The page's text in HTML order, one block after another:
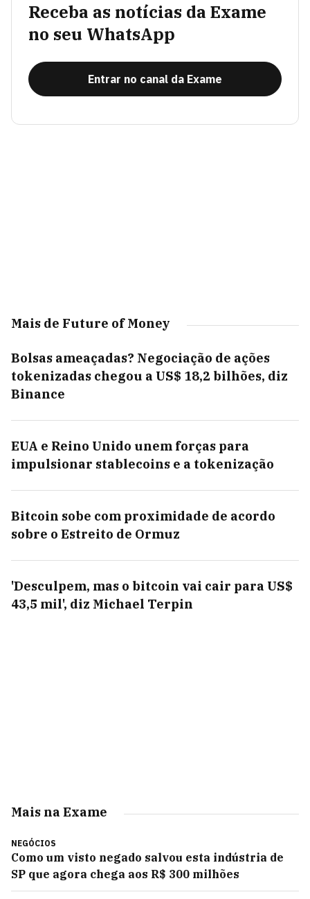
Receba as notícias da Exame
no seu WhatsApp
Entrar no canal da Exame
Mais de Future of Money
Bolsas ameaçadas? Negociação de ações
tokenizadas chegou a US$ 18,2 bilhões, diz
Binance
EUA e Reino Unido unem forças para
impulsionar stablecoins e a tokenização
Bitcoin sobe com proximidade de acordo
sobre o Estreito de Ormuz
'Desculpem, mas o bitcoin vai cair para US$
43,5 mil', diz Michael Terpin
Mais na Exame
NEGÓCIOS
Como um visto negado salvou esta indústria de
SP que agora chega aos R$ 300 milhões